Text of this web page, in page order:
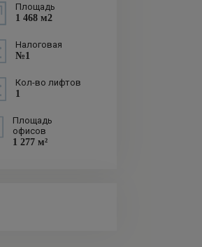
Площадь
1 468 м2
Налоговая
№1
Кол-во лифтов
1
Площадь
офисов
1 277 м²